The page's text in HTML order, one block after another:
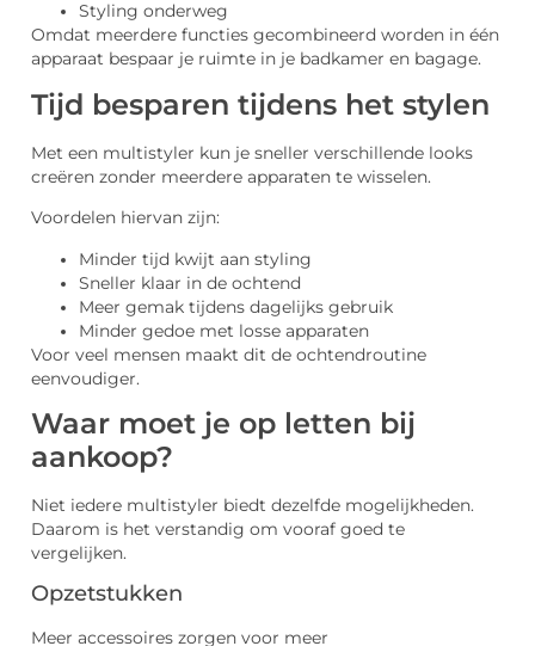
Styling onderweg
Omdat meerdere functies gecombineerd worden in één
apparaat bespaar je ruimte in je badkamer en bagage.
Tijd besparen tijdens het stylen
Met een multistyler kun je sneller verschillende looks
creëren zonder meerdere apparaten te wisselen.
Voordelen hiervan zijn:
Minder tijd kwijt aan styling
Sneller klaar in de ochtend
Meer gemak tijdens dagelijks gebruik
Minder gedoe met losse apparaten
Voor veel mensen maakt dit de ochtendroutine
eenvoudiger.
Waar moet je op letten bij
aankoop?
Niet iedere multistyler biedt dezelfde mogelijkheden.
Daarom is het verstandig om vooraf goed te
vergelijken.
Opzetstukken
Meer accessoires zorgen voor meer